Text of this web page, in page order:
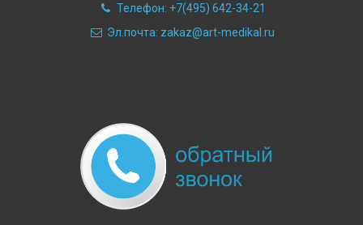
Телефон: +7(495) 642-34-21
Эл.почта: zakaz@art-medikal.ru